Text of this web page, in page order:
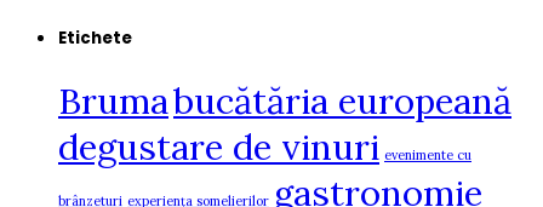
Etichete
Brumabucătăria europeană
degustare de vinuri evenimente cu
brânzeturi experiența somelierilor gastronomie